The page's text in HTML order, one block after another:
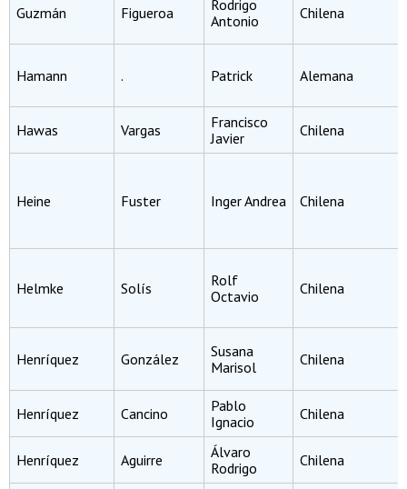
Guzmán Figueroa
Rodrigo
Antonio
Chilena
Hamann . Patrick Alemana
Hawas Vargas
Francisco
Javier
Chilena
Heine Fuster Inger Andrea Chilena
Helmke Solís
Rolf
Octavio
Chilena
Henríquez González
Susana
Marisol
Chilena
Henríquez Cancino
Pablo
Ignacio
Chilena
Henríquez Aguirre
Álvaro
Rodrigo
Chilena